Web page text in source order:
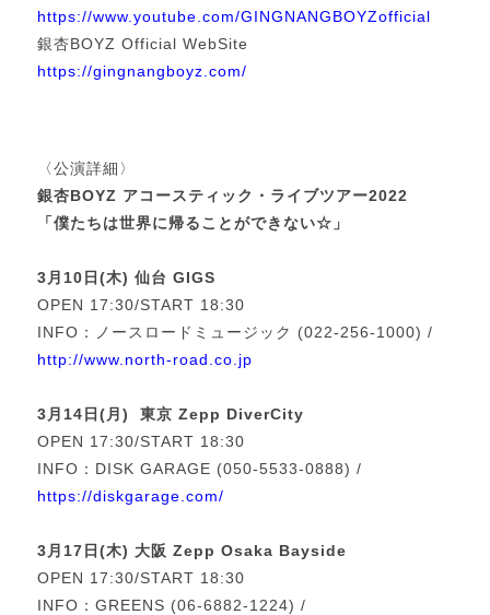
https://www.youtube.com/GINGNANGBOYZofficial
銀杏BOYZ Official WebSite
https://gingnangboyz.com/
〈公演詳細〉
銀杏BOYZ アコースティック・ライブツアー2022
「僕たちは世界に帰ることができない☆」
3月10日(木) 仙台 GIGS
OPEN 17:30/START 18:30
INFO：ノースロードミュージック (022-256-1000) /
http://www.north-road.co.jp
3月14日(月) 東京 Zepp DiverCity
OPEN 17:30/START 18:30
INFO：DISK GARAGE (050-5533-0888) /
https://diskgarage.com/
3月17日(木) 大阪 Zepp Osaka Bayside
OPEN 17:30/START 18:30
INFO：GREENS (06-6882-1224) /